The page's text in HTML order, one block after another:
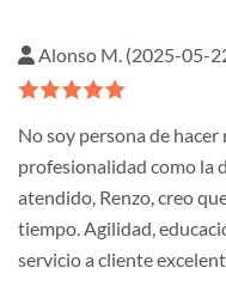
Alonso M. (2025-05-
No soy persona de
profesionalidad como la
atendido, Renzo, creo
tiempo. Agilidad,
servicio a cliente